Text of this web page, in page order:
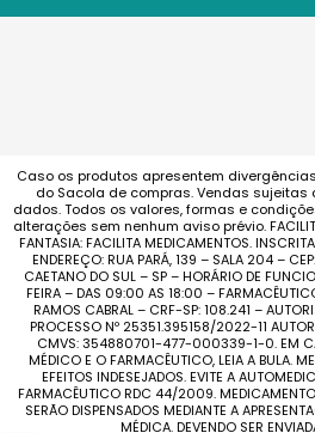
Caso os produtos apresentem
do Sacola de compras. Vendas
dados. Todos os valores, formas e
alterações sem nenhum aviso prévio.
FANTASIA: FACILITA MEDICAMENTOS.
ENDEREÇO: RUA PARÁ, 139 – SALA 204 –
CAETANO DO SUL – SP – HORÁRIO DE
FEIRA – DAS 09:00 AS 18:00 –
RAMOS CABRAL – CRF-SP: 108.241 –
PROCESSO Nº 25351.395158/2022-11
CMVS: 354880701-477-000339-1-0. EM
MÉDICO E O FARMACÊUTICO, LEIA A BULA.
EFEITOS INDESEJADOS. EVITE A
FARMACÊUTICO RDC 44/2009.
SERÃO DISPENSADOS MEDIANTE A
MÉDICA. DEVENDO SER